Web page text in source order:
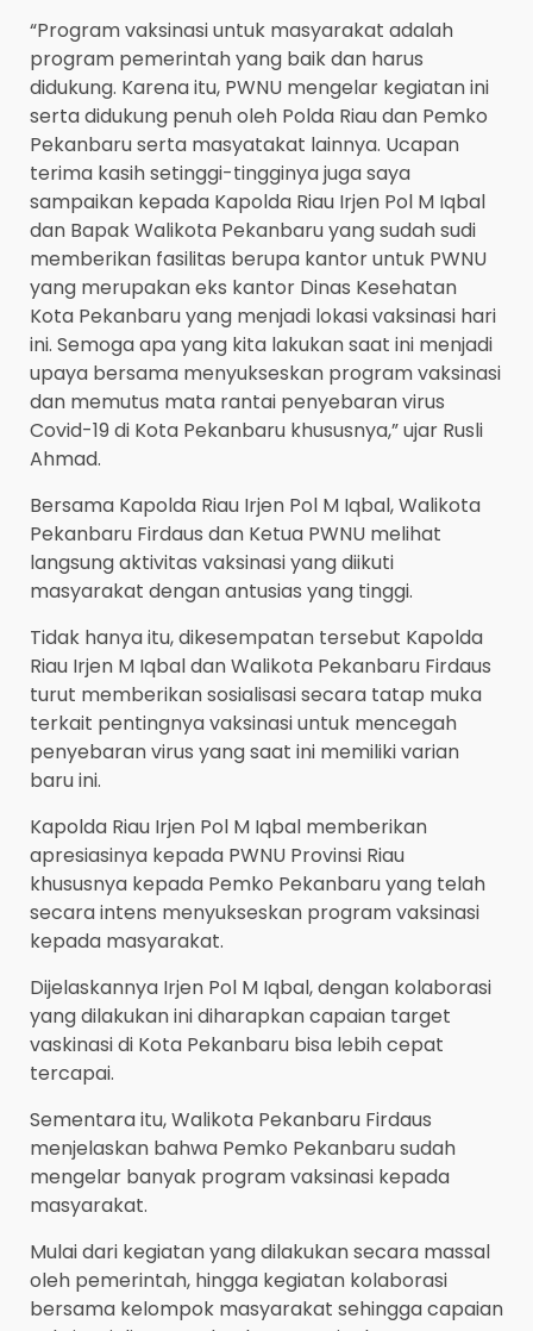
“Program vaksinasi untuk masyarakat adalah
program pemerintah yang baik dan harus
didukung. Karena itu, PWNU mengelar kegiatan ini
serta didukung penuh oleh Polda Riau dan Pemko
Pekanbaru serta masyatakat lainnya. Ucapan
terima kasih setinggi-tingginya juga saya
sampaikan kepada Kapolda Riau Irjen Pol M Iqbal
dan Bapak Walikota Pekanbaru yang sudah sudi
memberikan fasilitas berupa kantor untuk PWNU
yang merupakan eks kantor Dinas Kesehatan
Kota Pekanbaru yang menjadi lokasi vaksinasi hari
ini. Semoga apa yang kita lakukan saat ini menjadi
upaya bersama menyukseskan program vaksinasi
dan memutus mata rantai penyebaran virus
Covid-19 di Kota Pekanbaru khususnya,” ujar Rusli
Ahmad.
Bersama Kapolda Riau Irjen Pol M Iqbal, Walikota
Pekanbaru Firdaus dan Ketua PWNU melihat
langsung aktivitas vaksinasi yang diikuti
masyarakat dengan antusias yang tinggi.
Tidak hanya itu, dikesempatan tersebut Kapolda
Riau Irjen M Iqbal dan Walikota Pekanbaru Firdaus
turut memberikan sosialisasi secara tatap muka
terkait pentingnya vaksinasi untuk mencegah
penyebaran virus yang saat ini memiliki varian
baru ini.
Kapolda Riau Irjen Pol M Iqbal memberikan
apresiasinya kepada PWNU Provinsi Riau
khususnya kepada Pemko Pekanbaru yang telah
secara intens menyukseskan program vaksinasi
kepada masyarakat.
Dijelaskannya Irjen Pol M Iqbal, dengan kolaborasi
yang dilakukan ini diharapkan capaian target
vaskinasi di Kota Pekanbaru bisa lebih cepat
tercapai.
Sementara itu, Walikota Pekanbaru Firdaus
menjelaskan bahwa Pemko Pekanbaru sudah
mengelar banyak program vaksinasi kepada
masyarakat.
Mulai dari kegiatan yang dilakukan secara massal
oleh pemerintah, hingga kegiatan kolaborasi
bersama kelompok masyarakat sehingga capaian